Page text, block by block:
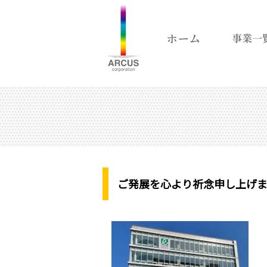
ご発展を心より祈念申し上げ